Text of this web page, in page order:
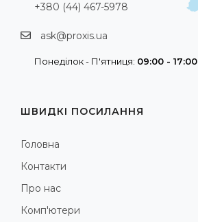
+380 (44) 467-5978
ask@proxis.ua
Понеділок - П'ятниця: 09:00 - 17:00
ШВИДКІ ПОСИЛАННЯ
Головна
Контакти
Про нас
Комп'ютери